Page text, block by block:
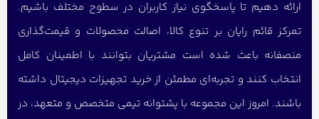
ارائه دهیم تا پاسخگوی نیاز کاربران در سطوح مختلف باشیم.
تمرکز قائم رایان بر تنوع کالا، اصالت محصولات و قیمت‌گذاری
منصفانه باعث شده است مشتریان بتوانند با اطمینان کامل
انتخاب کنند و تجربه‌ای مطمئن از خرید تجهیزات دیجیتال داشته
باشند. امروز این مجموعه با پشتوانه تیمی متخصص و متعهد، در